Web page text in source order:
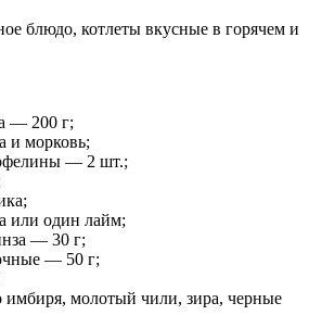
блюдо, котлеты вкусные в горячем и
— 200 г;
и морковь;
— 2 шт.;
или один лайм;
— 30 г;
— 50 г;
имбиря, молотый чили, зира, черные